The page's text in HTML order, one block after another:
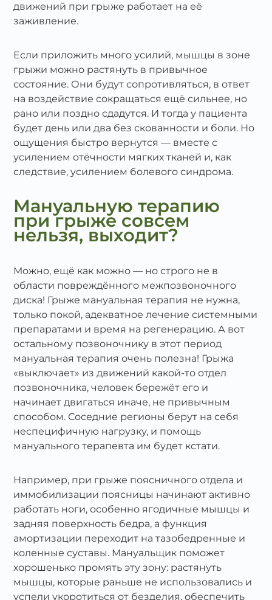
движений при грыже работает на её
заживление.
Если приложить много усилий, мышцы в зоне
грыжи можно растянуть в привычное
состояние. Они будут сопротивляться, в ответ
на воздействие сокращаться ещё сильнее, но
рано или поздно сдадутся. И тогда у пациента
будет день или два без скованности и боли. Но
ощущения быстро вернутся — вместе с
усилением отёчности мягких тканей и, как
следствие, усилением болевого синдрома.
Мануальную терапию
при грыже совсем
нельзя, выходит?
Можно, ещё как можно — но строго не в
области повреждённого межпозвоночного
диска! Грыже мануальная терапия не нужна,
только покой, адекватное лечение системными
препаратами и время на регенерацию. А вот
остальному позвоночнику в этот период
мануальная терапия очень полезна! Грыжа
«выключает» из движений какой‑то отдел
позвоночника, человек бережёт его и
начинает двигаться иначе, не привычным
способом. Соседние регионы берут на себя
неспецифичную нагрузку, и помощь
мануального терапевта им будет кстати.
Например, при грыже поясничного отдела и
иммобилизации поясницы начинают активно
работать ноги, особенно ягодичные мышцы и
задняя поверхность бедра, а функция
амортизации переходит на тазобедренные и
коленные суставы. Мануальщик поможет
хорошенько промять эту зону: растянуть
мышцы, которые раньше не использовались и
успели укоротиться от безделия, обеспечить